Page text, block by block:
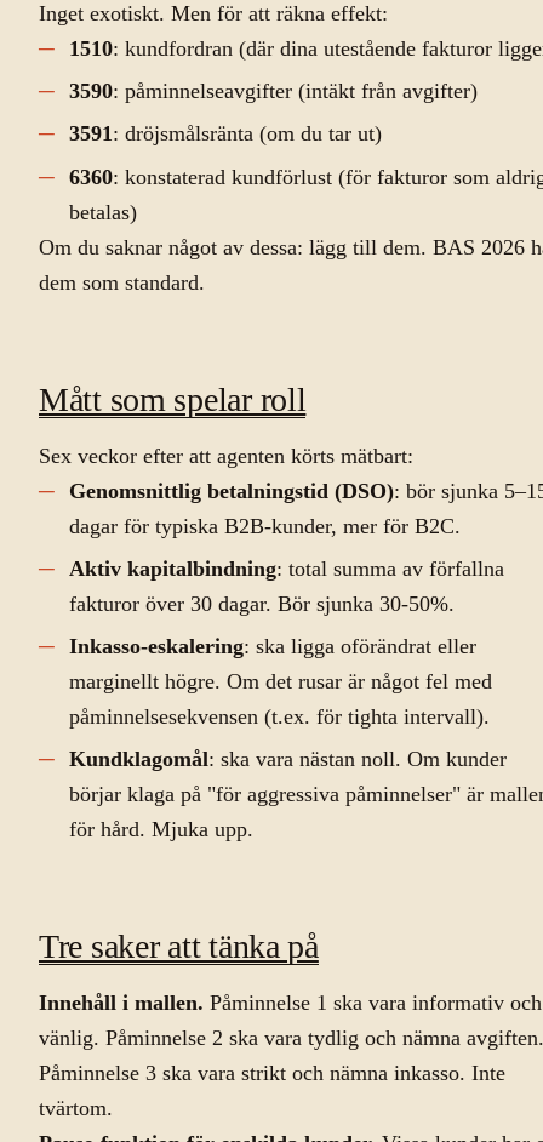
Inget exotiskt. Men för att räkna effekt:
1510: kundfordran (där dina utestående fakturor
3590: påminnelseavgifter (intäkt från avgifter)
3591: dröjsmålsränta (om du tar ut)
6360: konstaterad kundförlust (för fakturor som
betalas)
Om du saknar något av dessa: lägg till dem. BAS 2026
dem som standard.
Mått som spelar roll
Sex veckor efter att agenten körts mätbart:
Genomsnittlig betalningstid (DSO): bör sjunka
dagar för typiska B2B-kunder, mer för B2C.
Aktiv kapitalbindning: total summa av förfallna
fakturor över 30 dagar. Bör sjunka 30-50%.
Inkasso-eskalering: ska ligga oförändrat eller
marginellt högre. Om det rusar är något fel med
påminnelsesekvensen (t.ex. för tighta intervall).
Kundklagomål: ska vara nästan noll. Om kunder
börjar klaga på "för aggressiva påminnelser" är
för hård. Mjuka upp.
Tre saker att tänka på
Innehåll i mallen. Påminnelse 1 ska vara informativ och
vänlig. Påminnelse 2 ska vara tydlig och nämna avgiften.
Påminnelse 3 ska vara strikt och nämna inkasso. Inte
tvärtom.